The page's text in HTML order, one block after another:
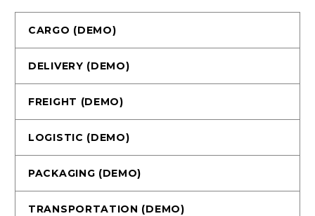
CARGO (DEMO)
DELIVERY (DEMO)
FREIGHT (DEMO)
LOGISTIC (DEMO)
PACKAGING (DEMO)
TRANSPORTATION (DEMO)